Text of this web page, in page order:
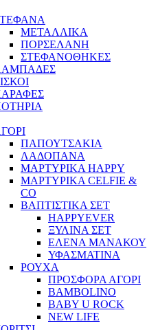
ΜΕΤΑΛΛΙΚΑ
ΠΟΡΣΕΛΑΝΗ
ΣΤΕΦΑΝΟΘΗΚΕΣ
ΠΑΠΟΥΤΣΑΚΙΑ
ΛΑΔΟΠΑΝΑ
ΜΑΡΤΥΡΙΚΑ HAPPY
ΜΑΡΤΥΡΙΚΑ CELFIE &
CO
ΒΑΠΤΙΣΤΙΚΑ ΣΕΤ
HAPPYEVER
ΞΥΛΙΝΑ ΣΕΤ
ΕΛΕΝΑ ΜΑΝΑΚΟΥ
ΥΦΑΣΜΑΤΙΝΑ
ΡΟΥΧΑ
ΠΡΟΣΦΟΡΑ ΑΓΟΡΙ
BAMBOLINO
BABY U ROCK
NEW LIFE